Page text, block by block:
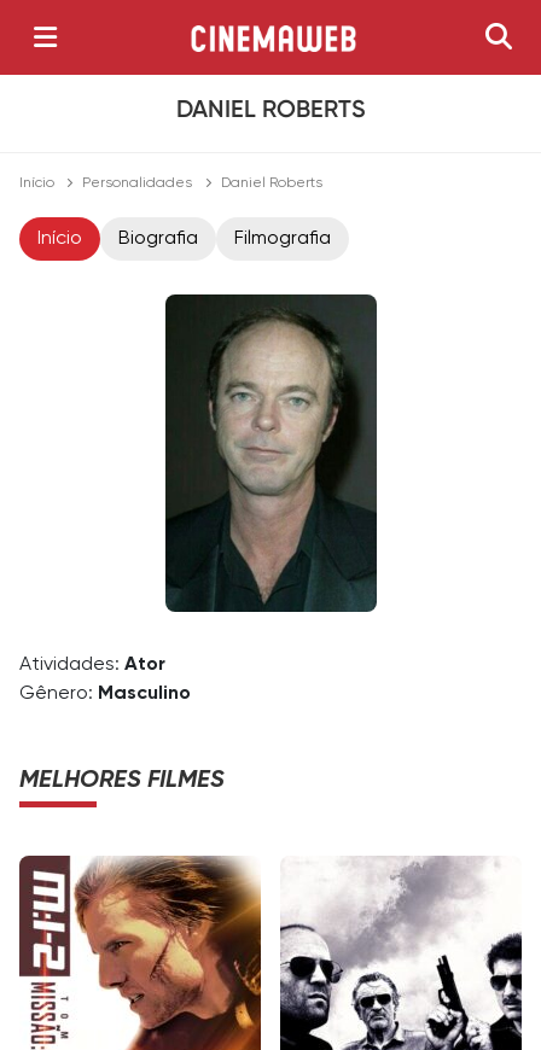
DANIEL ROBERTS
Início Personalidades Daniel Roberts
Início Biografia Filmografia
Atividades: Ator
Gênero: Masculino
MELHORES FILMES